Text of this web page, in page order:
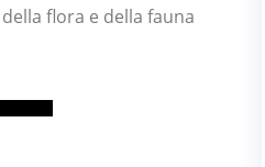
flora e della fauna